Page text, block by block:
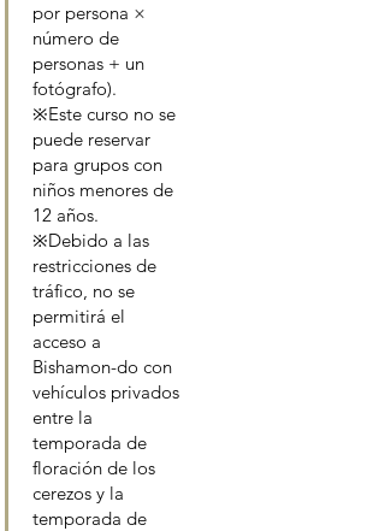
por persona ×
número de
personas + un
fotógrafo).
※Este curso no se
puede reservar
para grupos con
niños menores de
12 años.
※Debido a las
restricciones de
tráfico, no se
permitirá el
acceso a
Bishamon-do con
vehículos privados
entre la
temporada de
floración de los
cerezos y la
temporada de